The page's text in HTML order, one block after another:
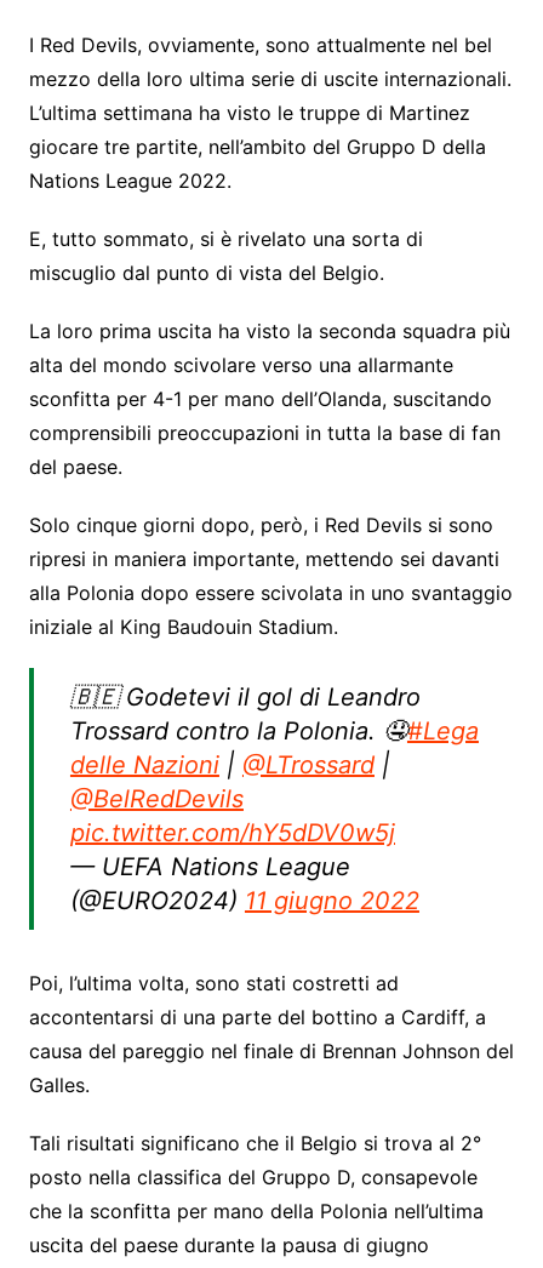
I Red Devils, ovviamente, sono attualmente nel bel
mezzo della loro ultima serie di uscite internazionali.
L’ultima settimana ha visto le truppe di Martinez
giocare tre partite, nell’ambito del Gruppo D della
Nations League 2022.
E, tutto sommato, si è rivelato una sorta di
miscuglio dal punto di vista del Belgio.
La loro prima uscita ha visto la seconda squadra più
alta del mondo scivolare verso una allarmante
sconfitta per 4-1 per mano dell’Olanda, suscitando
comprensibili preoccupazioni in tutta la base di fan
del paese.
Solo cinque giorni dopo, però, i Red Devils si sono
ripresi in maniera importante, mettendo sei davanti
alla Polonia dopo essere scivolata in uno svantaggio
iniziale al King Baudouin Stadium.
🇧🇪 Godetevi il gol di Leandro
Trossard contro la Polonia. 🤤#Lega
delle Nazioni| @LTrossard|
@BelRedDevils
pic.twitter.com/hY5dDV0w5j
— UEFA Nations League
(@EURO2024) 11 giugno 2022
Poi, l’ultima volta, sono stati costretti ad
accontentarsi di una parte del bottino a Cardiff, a
causa del pareggio nel finale di Brennan Johnson del
Galles.
Tali risultati significano che il Belgio si trova al 2°
posto nella classifica del Gruppo D, consapevole
che la sconfitta per mano della Polonia nell’ultima
uscita del paese durante la pausa di giugno